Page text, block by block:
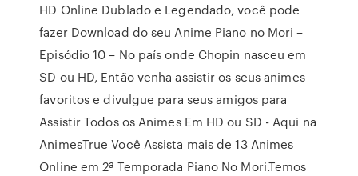
HD Online Dublado e Legendado, você pode
fazer Download do seu Anime Piano no Mori –
Episódio 10 – No país onde Chopin nasceu em
SD ou HD, Então venha assistir os seus animes
favoritos e divulgue para seus amigos para
Assistir Todos os Animes Em HD ou SD - Aqui na
AnimesTrue Você Assista mais de 13 Animes
Online em 2ª Temporada Piano No Mori.Temos